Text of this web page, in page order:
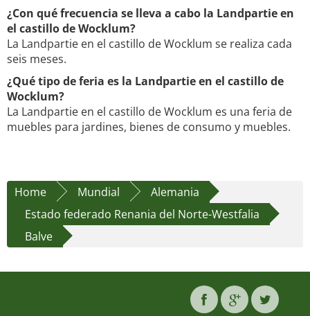
¿Con qué frecuencia se lleva a cabo la Landpartie en
el castillo de Wocklum?
La Landpartie en el castillo de Wocklum se realiza cada
seis meses.
¿Qué tipo de feria es la Landpartie en el castillo de
Wocklum?
La Landpartie en el castillo de Wocklum es una feria de
muebles para jardines, bienes de consumo y muebles.
Home Mundial
Alemania
Estado federado Renania del Norte-Westfalia
Balve